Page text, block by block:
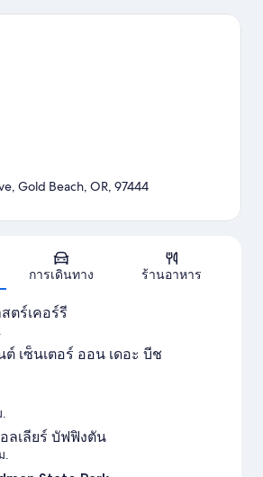
ช้บริการจักรยานให้เช่าแล้วออกไปสำรวจ
แผนที่
Gold Beach, OR, 97444
การเดินทาง ร้านอาหาร
ตร์เคอร์รี
เซ็นเตอร์ ออน เดอะ บีช
เลียร์ บัฟฟิงตัน
.